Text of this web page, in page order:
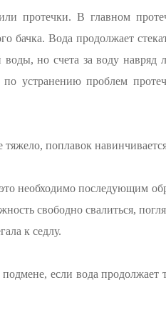
протечки. В главном
бачка. Вода продолжает
но счета за воду навряд
устранению проблем
поплавок навинчивается
необходимо последующим
свободно свалиться,
к седлу.
если вода продолжает